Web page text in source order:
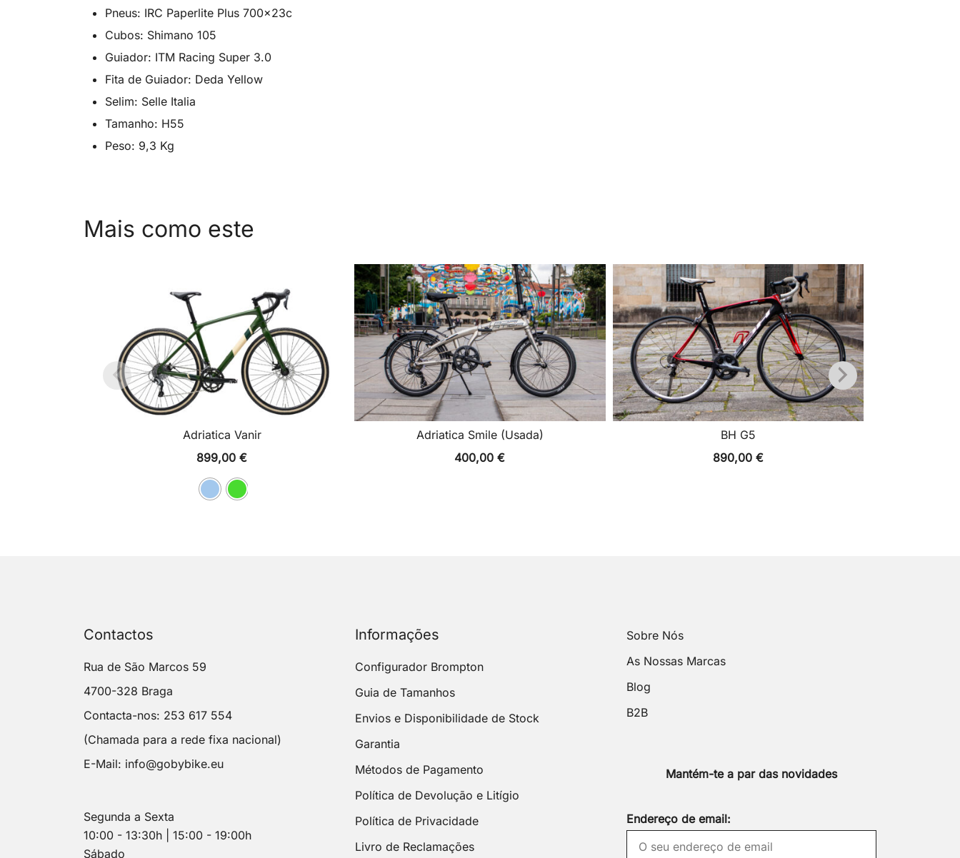
Pneus: IRC Paperlite Plus 700x23c
Cubos: Shimano 105
Guiador: ITM Racing Super 3.0
Fita de Guiador: Deda Yellow
Selim: Selle Italia
Tamanho: H55
Peso: 9,3 Kg
Mais como este
Adriatica Vanir
899,00€
Adriatica Smile (Usada)
400,00€
BH G5
890,00 €
Contactos
Rua de São Marcos 59
4700-328 Braga
Contacta-nos: 253 617 554
(Chamada para a rede fixa nacional)
E-Mail: info@gobybike.eu
Segunda a Sexta
10:00 - 13:30h | 15:00 - 19:00h
Sábado
Informações
Configurador Brompton
Guia de Tamanhos
Envios e Disponibilidade de Stock
Garantia
Métodos de Pagamento
Política de Devolução e Litígio
Política de Privacidade
Livro de Reclamações
Sobre Nós
As Nossas Marcas
Blog
B2B
Mantém-te a par das novidades
Endereço de email: